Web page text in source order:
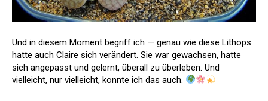
Und in diesem Moment begriff ich — genau wie diese Lithops
hatte auch Claire sich verändert. Sie war gewachsen, hatte
sich angepasst und gelernt, überall zu überleben. Und
vielleicht, nur vielleicht, konnte ich das auch.